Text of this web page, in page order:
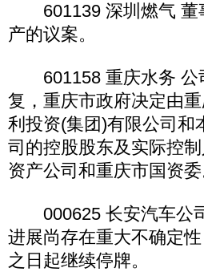
601139 深圳燃气 董
产的议案。
601158 重庆水务 公
复，重庆市政府决定由
利投资(集团)有限公司和
司的控股股东及实际控
资产公司和重庆市国资委
000625 长安汽车公司
进展尚存在重大不确定
之日起继续停牌。